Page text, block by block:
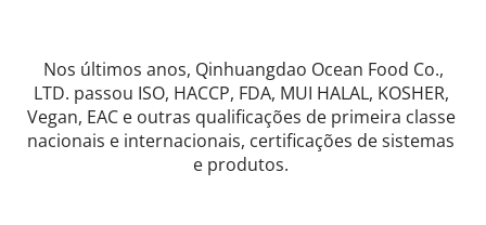
LTD. passou ISO, HACCP, FDA, MUI HALAL, KOSHER,
Vegan, EAC e outras qualificações de primeira classe
nacionais e internacionais, certificações de sistemas
e produtos.